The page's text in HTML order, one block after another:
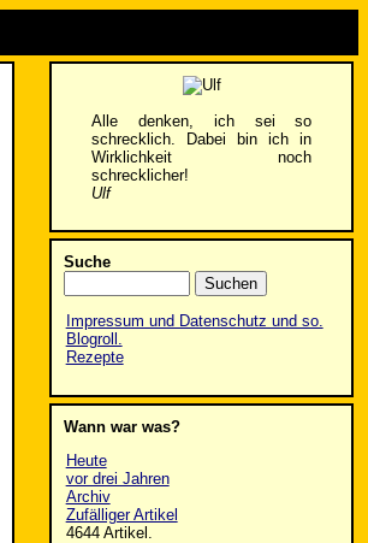
Alle denken, ich sei so
schrecklich. Dabei bin ich in
Wirklichkeit noch
schrecklicher!
Ulf
Suche
Impressum und Datenschutz und so.
Blogroll.
Rezepte
Wann war was?
Heute
vor drei Jahren
Archiv
Zufälliger Artikel
4644 Artikel.